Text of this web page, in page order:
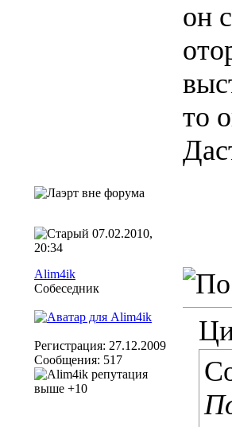
он
то
07.02.2010,
20:34
Alim4ik
Собеседник
Регистрация: 27.12.2009
Сообщения: 517